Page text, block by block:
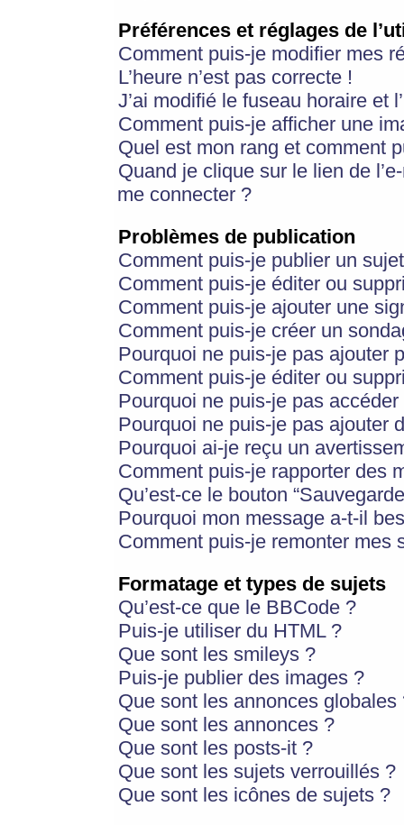
Préférences et réglages de
Comment puis-je modifier mes
L’heure n’est pas correcte !
J’ai modifié le fuseau horaire et
Comment puis-je afficher une
Quel est mon rang et comment
Quand je clique sur le lien de
me connecter ?
Problèmes de publication
Comment puis-je publier un
Comment puis-je éditer ou
Comment puis-je ajouter une
Comment puis-je créer un
Pourquoi ne puis-je pas ajouter
Comment puis-je éditer ou
Pourquoi ne puis-je pas
Pourquoi ne puis-je pas ajouter
Pourquoi ai-je reçu un
Comment puis-je rapporter des
Qu’est-ce le bouton
Pourquoi mon message a-t-il
Comment puis-je remonter mes
Formatage et types de sujets
Qu’est-ce que le BBCode ?
Puis-je utiliser du HTML ?
Que sont les smileys ?
Puis-je publier des images ?
Que sont les annonces globales
Que sont les annonces ?
Que sont les posts-it ?
Que sont les sujets verrouillés ?
Que sont les icônes de sujets ?